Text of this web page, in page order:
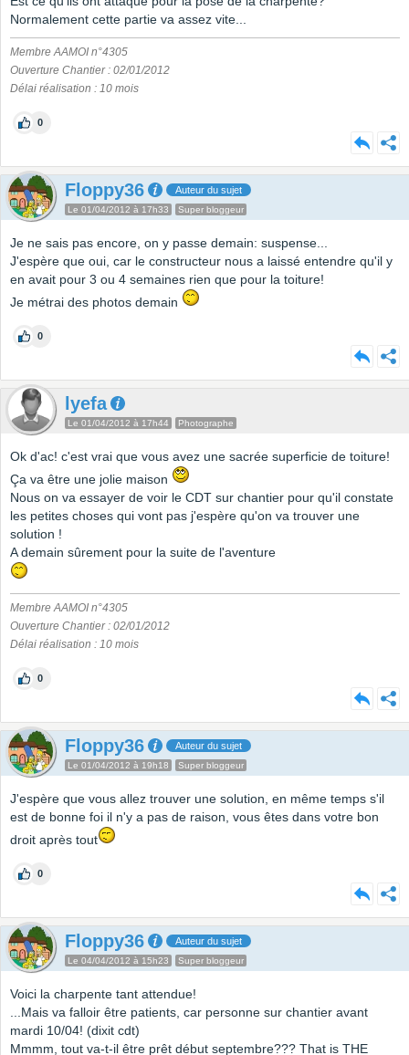
Normalement cette partie va assez vite...
Membre AAMOI n°4305
Ouverture Chantier : 02/01/2012
Délai réalisation : 10 mois
0
Floppy36 Auteur du sujet
Le 01/04/2012 à 17h33 Super bloggeur
Je ne sais pas encore, on y passe demain: suspense...
J'espère que oui, car le constructeur nous a laissé entendre qu'il y
en avait pour 3 ou 4 semaines rien que pour la toiture!
Je métrai des photos demain
0
lyefa
Le 01/04/2012 à 17h44 Photographe
Ok d'ac! c'est vrai que vous avez une sacrée superficie de toiture!
Ça va être une jolie maison
Nous on va essayer de voir le CDT sur chantier pour qu'il constate
les petites choses qui vont pas j'espère qu'on va trouver une
solution !
A demain sûrement pour la suite de l'aventure
Membre AAMOI n°4305
Ouverture Chantier : 02/01/2012
Délai réalisation : 10 mois
0
Floppy36 Auteur du sujet
Le 01/04/2012 à 19h18 Super bloggeur
J'espère que vous allez trouver une solution, en même temps s'il
est de bonne foi il n'y a pas de raison, vous êtes dans votre bon
droit après tout
0
Floppy36 Auteur du sujet
Le 04/04/2012 à 15h23 Super bloggeur
Voici la charpente tant attendue!
...Mais va falloir être patients, car personne sur chantier avant
mardi 10/04! (dixit cdt)
Mmmm, tout va-t-il être prêt début septembre??? That is THE